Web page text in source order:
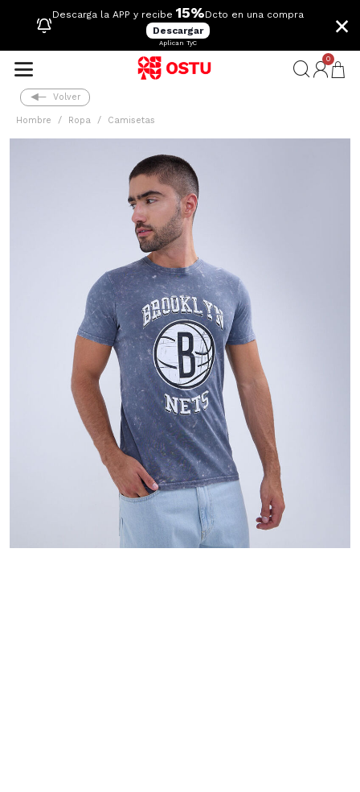
Descarga la APP y recibe 15%Dcto en una compra
Descargar
Aplican TyC
×
0
Volver
Hombre Ropa Camisetas